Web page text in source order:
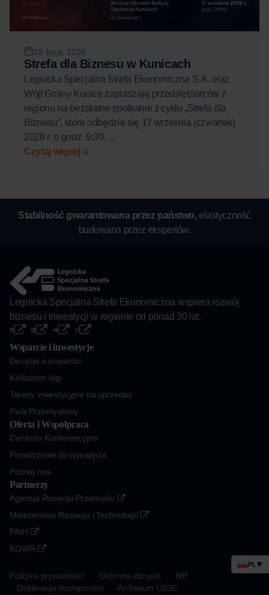
28 lipca, 2026
Strefa dla Biznesu w Kunicach
Legnicka Specjalna Strefa Ekonomiczna S.A. oraz
Wójt Gminy Kunice zapraszają przedsiębiorców z
regionu na bezpłatne spotkanie z cyklu „Strefa dla
Biznesu”, które odbędzie się 17 września (czwartek)
2026 r. o godz. 9:30, ...
Czytaj więcej
Stabilność gwarantowana przez państwo, elastyczność
budowana przez ekspertów.
Legnicka Specjalna Strefa Ekonomiczna wspiera rozwój
biznesu i inwestycji w regionie od ponad 30 lat.
Wsparcie i inwestycje
Decyzja o wsparciu
Kalkulator ulgi
Tereny inwestycyjne na sprzedaż
Park Przemysłowy
Oferta i Współpraca
Centrum Konferencyjne
Przestrzenie do wynajęcia
Poznaj nas
Partnerzy
Agencja Rozwoju Przemysłu
Ministerstwo Rozwoju i Technologii
PAIH
KOWR
Polityka prywatności Ochrona danych
BIP
Deklaracja dostępności
Archiwum LSSE
PL ▼